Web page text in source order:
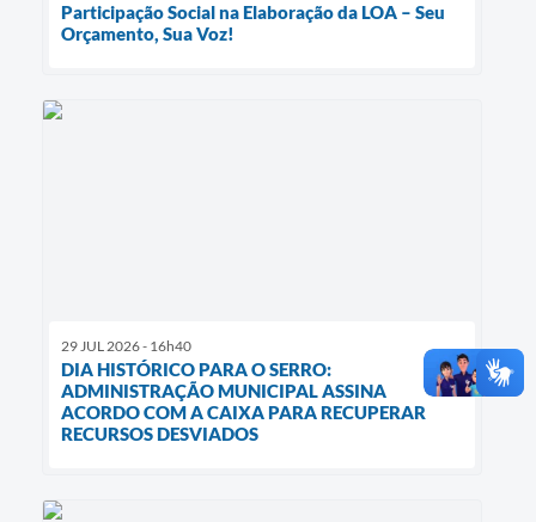
Participação Social na Elaboração da LOA – Seu
Orçamento, Sua Voz!
29 JUL 2026 - 16h40
DIA HISTÓRICO PARA O SERRO:
ADMINISTRAÇÃO MUNICIPAL ASSINA
ACORDO COM A CAIXA PARA RECUPERAR
RECURSOS DESVIADOS